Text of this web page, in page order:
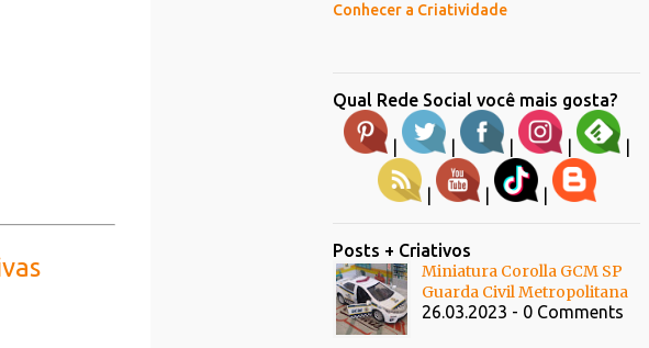
Conhecer a Criatividade
Qual Rede Social você mais gosta?
| | | | |
| | |
Posts + Criativos
Miniatura Corolla GCM SP
Guarda Civil Metropolitana
26.03.2023 - 0 Comments